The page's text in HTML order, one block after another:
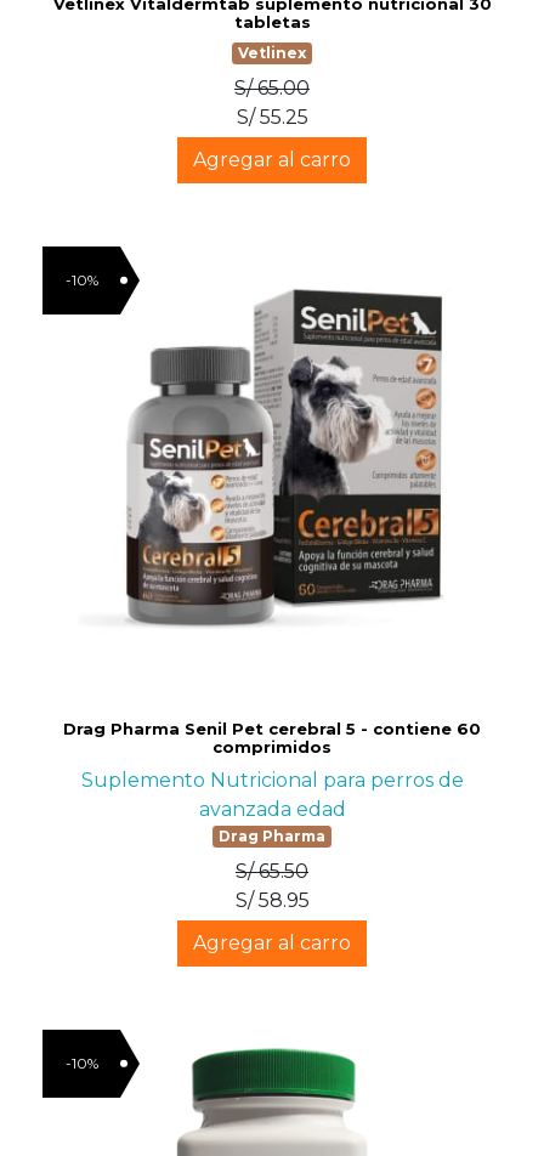
tabletas
Vetlinex
S/ 65.00
S/ 55.25
Agregar al carro
-10%
Drag Pharma Senil Pet cerebral 5 - contiene 60
comprimidos
Suplemento Nutricional para perros de
avanzada edad
Drag Pharma
S/ 65.50
S/ 58.95
Agregar al carro
-10%